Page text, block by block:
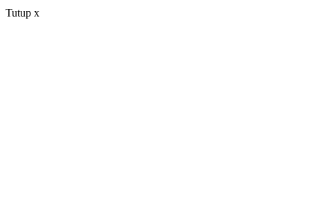
Tutup x